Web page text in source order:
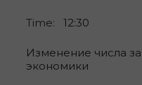
Time: 12:30
Изменение числа
экономики